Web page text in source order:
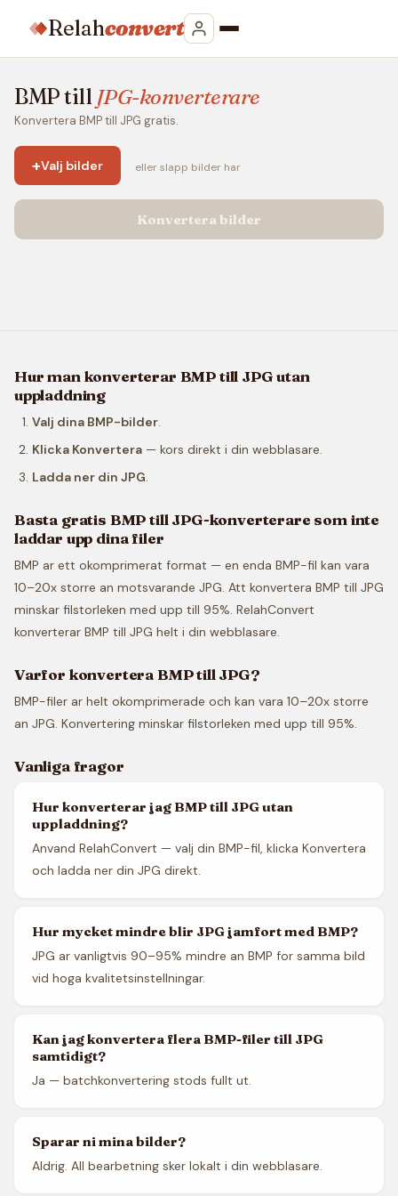
Relahconvert
BMP till JPG-konverterare
Konvertera BMP till JPG gratis.
+Valj bilder eller slapp bilder har
Konvertera bilder
Hur man konverterar BMP till JPG utan
uppladdning
Valj dina BMP-bilder.
Klicka Konvertera — kors direkt i din webblasare.
Ladda ner din JPG.
Basta gratis BMP till JPG-konverterare som inte
laddar upp dina filer
BMP ar ett okomprimerat format — en enda BMP-fil kan vara
10–20x storre an motsvarande JPG. Att konvertera BMP till JPG
minskar filstorleken med upp till 95%. RelahConvert
konverterar BMP till JPG helt i din webblasare.
Varfor konvertera BMP till JPG?
BMP-filer ar helt okomprimerade och kan vara 10–20x storre
an JPG. Konvertering minskar filstorleken med upp till 95%.
Vanliga fragor
Hur konverterar jag BMP till JPG utan
uppladdning?
Anvand RelahConvert — valj din BMP-fil, klicka Konvertera
och ladda ner din JPG direkt.
Hur mycket mindre blir JPG jamfort med BMP?
JPG ar vanligtvis 90–95% mindre an BMP for samma bild
vid hoga kvalitetsinstellningar.
Kan jag konvertera flera BMP-filer till JPG
samtidigt?
Ja — batchkonvertering stods fullt ut.
Sparar ni mina bilder?
Aldrig. All bearbetning sker lokalt i din webblasare.